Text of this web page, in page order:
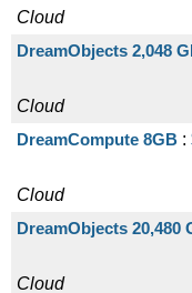
Cloud
DreamObjects 2,048
Cloud
DreamCompute 8GB :
Cloud
DreamObjects 20,480
Cloud